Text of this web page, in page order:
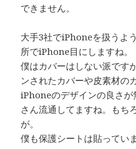
できません。
大手3社でiPhoneを扱うよ
所でiPhone目にしますね。
僕はカバーはしない派です
ンされたカバーや皮素材の
iPhoneのデザインの良さが
さん流通してますね。もち
が。
僕も保護シートは貼ってい